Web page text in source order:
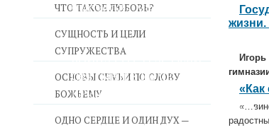
ИИСУСОВА МОЛИТВА
ДУХОВНИЧЕСТВО И СТАРЧЕСТВО
ВОЙНА СО СТРАСТЯМИ
СВЯТЫНИ В ДОМЕ
ПРИТЧИ
СЕМЬЯ - ПОЛНОТА ЗЕМНОГО СЧАСТЬЯ
ЧТО ТАКОЕ ЛЮБОВЬ?
СУЩНОСТЬ И ЦЕЛИ
СУПРУЖЕСТВА
ОСНОВЫ СЕМЬИ ПО СЛОВУ
БОЖЬЕМУ
ОДНО СЕРДЦЕ И ОДИН ДУХ —
жизни.
«Как